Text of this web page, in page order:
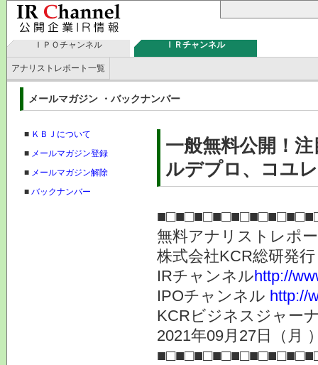
ＩＰＯチャンネル ＩＲチャンネル
アナリストレポート一覧
メールマガジン ・バックナンバー
■ ＫＢＪについて
■ メールマガジン登録
■ メールマガジン解除
■ バックナンバー
一般無料公開！
ルデプロ、コユ
無料アナリストレポ
株式会社
IRチャンネルhttp://
IPOチャンネル http://
KCRビジネスジャー
2021年09月27日（月